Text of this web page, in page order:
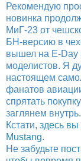
Рекомендую
новинка
МиГ-23 от
БН-версию в
вышел на E-Day
моделистов. Я
настоящем
фанатов
спрятать
заглянем внутрь.
Кстати, здесь вы
Mustang.
Не забудьте